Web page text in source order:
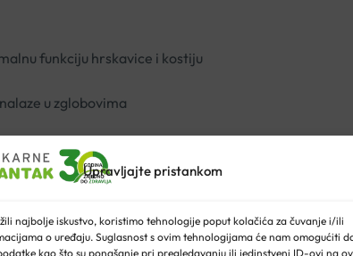
Upravljajte pristankom
najbolje iskustvo, koristimo tehnologije poput kolačića za čuvanje i/ili
o uređaju. Suglasnost s ovim tehnologijama će nam omogućiti
kao što su ponašanje pri pregledavanju ili jedinstveni ID-ovi na
funkciju hrskavice i kostiju
u zglobovima
zglobova, hrskavice i kostiju. Posebno se ističe